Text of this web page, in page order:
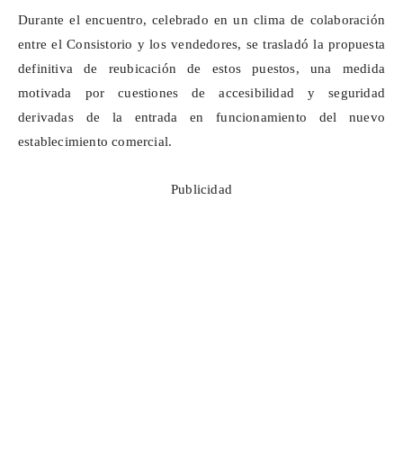
Durante el encuentro, celebrado en un clima de colaboración
entre el Consistorio y los vendedores, se trasladó la propuesta
definitiva de reubicación de estos puestos, una medida
motivada por cuestiones de accesibilidad y seguridad
derivadas de la entrada en funcionamiento del nuevo
establecimiento comercial.
Publicidad